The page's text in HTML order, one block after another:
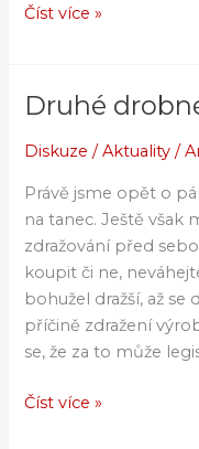
Číst více »
Druhé
Diskuze /Aktuality /
Právě jsme opět o
na tanec. Ještě však
zdražování před
koupit či ne,
bohužel dražší, až
příčině zdražení
se, že za to může
Druhé
zdražení
Číst více »